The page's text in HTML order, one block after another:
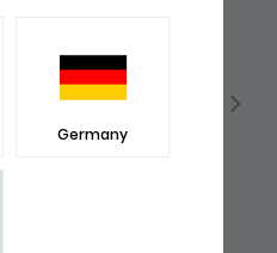
Germany